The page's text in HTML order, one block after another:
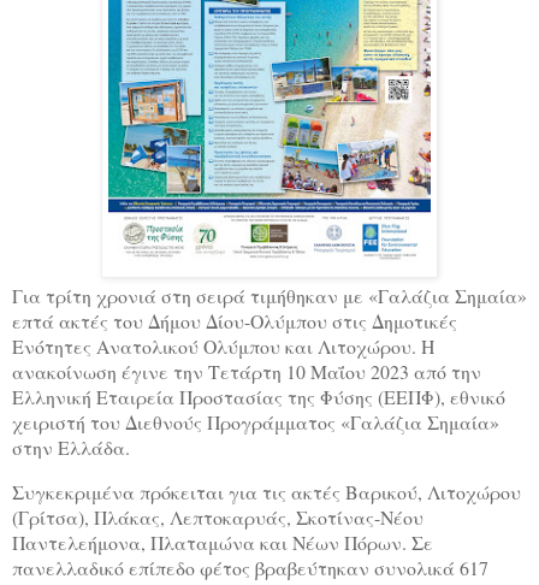
Για τρίτη χρονιά στη σειρά τιμήθηκαν με «Γαλάζια Σημαία»
επτά ακτές του Δήμου Δίου-Ολύμπου στις Δημοτικές
Ενότητες Ανατολικού Ολύμπου και Λιτοχώρου. Η
ανακοίνωση έγινε την Τετάρτη 10 Μαΐου 2023 από την
Ελληνική Εταιρεία Προστασίας της Φύσης (ΕΕΠΦ), εθνικό
χειριστή του Διεθνούς Προγράμματος «Γαλάζια Σημαία»
στην Ελλάδα.
Συγκεκριμένα πρόκειται για τις ακτές Βαρικού, Λιτοχώρου
(Γρίτσα), Πλάκας, Λεπτοκαρυάς, Σκοτίνας-Νέου
Παντελεήμονα, Πλαταμώνα και Νέων Πόρων. Σε
πανελλαδικό επίπεδο φέτος βραβεύτηκαν συνολικά 617